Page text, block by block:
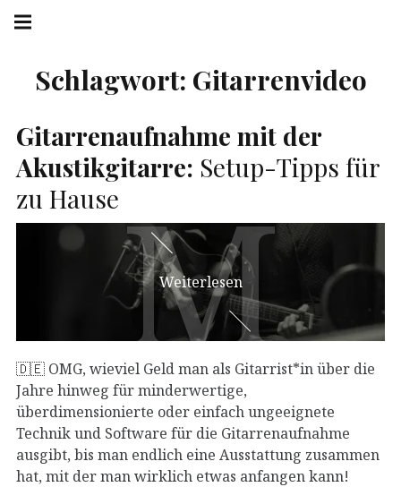
Springe
zum
Schlagwort: Gitarrenvideo
Gitarrenaufnahme mit der
Akustikgitarre: Setup-Tipps für
zu HauseM
M
Weiterlesen
🇩🇪 OMG, wieviel Geld man als Gitarrist*in über die
Jahre hinweg für minderwertige,
überdimensionierte oder einfach ungeeignete
Technik und Software für die Gitarrenaufnahme
ausgibt, bis man endlich eine Ausstattung zusammen
hat, mit der man wirklich etwas anfangen kann!